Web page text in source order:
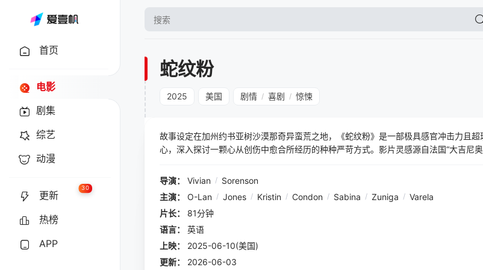
首页
电影
剧集
综艺
动漫
更新
30
热榜
APP
蛇纹粉
2025 美国 剧情 / 喜剧 / 惊悚
故事设定在加州约书亚树沙漠那奇异蛮荒之地，《蛇纹粉》是一部极具感官冲击力且
心，深入探讨一颗心从创伤中愈合所经历的种种严苛方式。影片灵感源自法国“大吉尼
导演：
Vivian / Sorenson
主演：
O-Lan / Jones / Kristin / Condon / Sabina / Zuniga / Varela
片长：
81分钟
语言：
英语
上映：
2025-06-10(美国)
更新：
2026-06-03